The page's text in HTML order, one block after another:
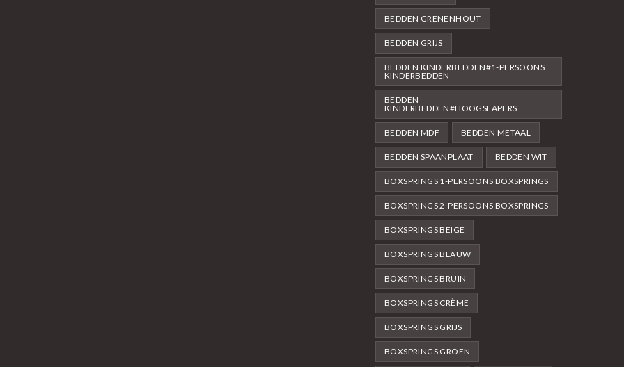
BEDDEN GRENENHOUT
BEDDEN GRIJS
BEDDEN KINDERBEDDEN#1-PERSOONS
KINDERBEDDEN
BEDDEN
KINDERBEDDEN#HOOGSLAPERS
BEDDEN MDF BEDDEN METAAL
BEDDEN SPAANPLAAT BEDDEN WIT
BOXSPRINGS 1-PERSOONS BOXSPRINGS
BOXSPRINGS 2-PERSOONS BOXSPRINGS
BOXSPRINGS BEIGE
BOXSPRINGS BLAUW
BOXSPRINGS BRUIN
BOXSPRINGS CRÈME
BOXSPRINGS GRIJS
BOXSPRINGS GROEN